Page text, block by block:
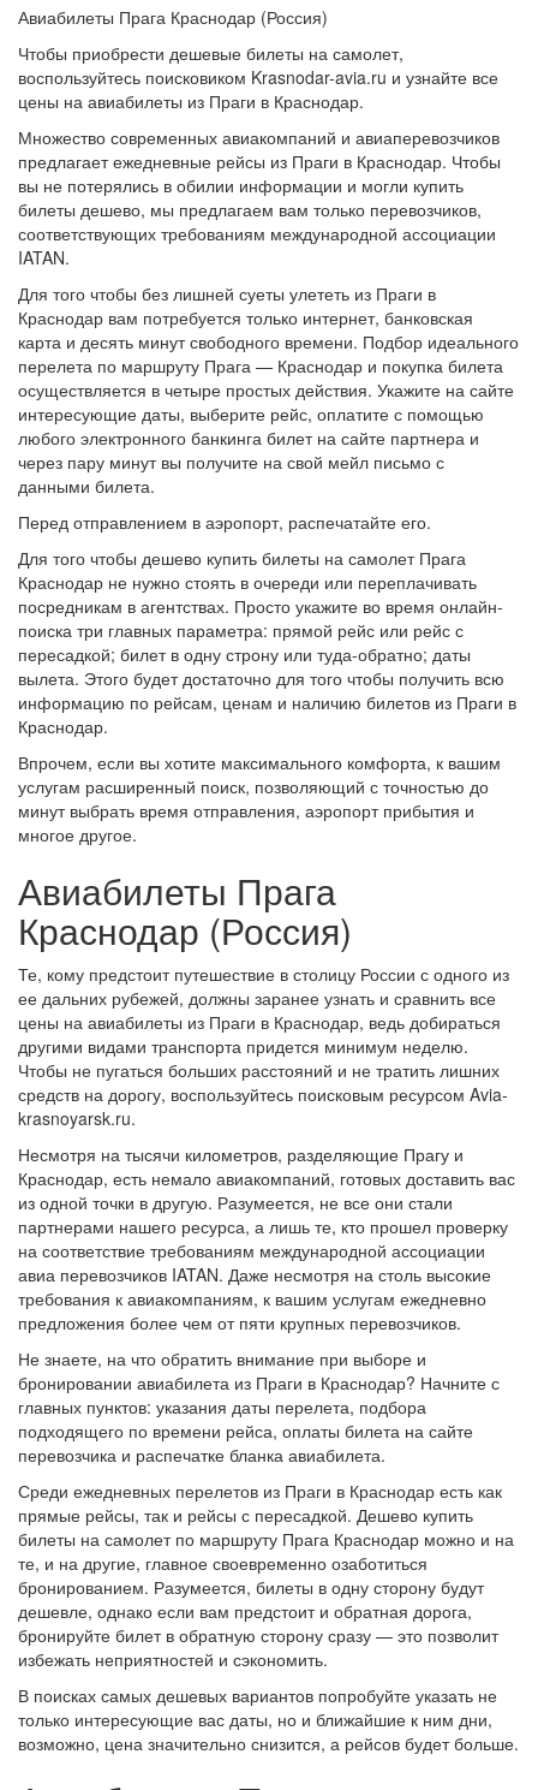
Авиабилеты Прага Краснодар (Россия)
Чтобы приобрести дешевые билеты на самолет,
воспользуйтесь поисковиком Krasnodar-avia.ru и узнайте все
цены на авиабилеты из Праги в Краснодар.
Множество современных авиакомпаний и авиаперевозчиков
предлагает ежедневные рейсы из Праги в Краснодар. Чтобы
вы не потерялись в обилии информации и могли купить
билеты дешево, мы предлагаем вам только перевозчиков,
соответствующих требованиям международной ассоциации
IATAN.
Для того чтобы без лишней суеты улететь из Праги в
Краснодар вам потребуется только интернет, банковская
карта и десять минут свободного времени. Подбор идеального
перелета по маршруту Прага — Краснодар и покупка билета
осуществляется в четыре простых действия. Укажите на сайте
интересующие даты, выберите рейс, оплатите с помощью
любого электронного банкинга билет на сайте партнера и
через пару минут вы получите на свой мейл письмо с
данными билета.
Перед отправлением в аэропорт, распечатайте его.
Для того чтобы дешево купить билеты на самолет Прага
Краснодар не нужно стоять в очереди или переплачивать
посредникам в агентствах. Просто укажите во время онлайн-
поиска три главных параметра: прямой рейс или рейс с
пересадкой; билет в одну строну или туда-обратно; даты
вылета. Этого будет достаточно для того чтобы получить всю
информацию по рейсам, ценам и наличию билетов из Праги в
Краснодар.
Впрочем, если вы хотите максимального комфорта, к вашим
услугам расширенный поиск, позволяющий с точностью до
минут выбрать время отправления, аэропорт прибытия и
многое другое.
Авиабилеты Прага
Краснодар (Россия)
Те, кому предстоит путешествие в столицу России с одного из
ее дальних рубежей, должны заранее узнать и сравнить все
цены на авиабилеты из Праги в Краснодар, ведь добираться
другими видами транспорта придется минимум неделю.
Чтобы не пугаться больших расстояний и не тратить лишних
средств на дорогу, воспользуйтесь поисковым ресурсом Avia-
krasnoyarsk.ru.
Несмотря на тысячи километров, разделяющие Прагу и
Краснодар, есть немало авиакомпаний, готовых доставить вас
из одной точки в другую. Разумеется, не все они стали
партнерами нашего ресурса, а лишь те, кто прошел проверку
на соответствие требованиям международной ассоциации
авиа перевозчиков IATAN. Даже несмотря на столь высокие
требования к авиакомпаниям, к вашим услугам ежедневно
предложения более чем от пяти крупных перевозчиков.
Не знаете, на что обратить внимание при выборе и
бронировании авиабилета из Праги в Краснодар? Начните с
главных пунктов: указания даты перелета, подбора
подходящего по времени рейса, оплаты билета на сайте
перевозчика и распечатке бланка авиабилета.
Среди ежедневных перелетов из Праги в Краснодар есть как
прямые рейсы, так и рейсы с пересадкой. Дешево купить
билеты на самолет по маршруту Прага Краснодар можно и на
те, и на другие, главное своевременно озаботиться
бронированием. Разумеется, билеты в одну сторону будут
дешевле, однако если вам предстоит и обратная дорога,
бронируйте билет в обратную сторону сразу — это позволит
избежать неприятностей и сэкономить.
В поисках самых дешевых вариантов попробуйте указать не
только интересующие вас даты, но и ближайшие к ним дни,
возможно, цена значительно снизится, а рейсов будет больше.